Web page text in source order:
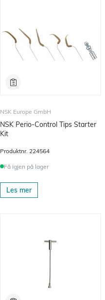
NSK Europe GmbH
NSK Perio-Control Tips Starter
Kit
Produktnr. 224564
Få igjen på lager
Les mer